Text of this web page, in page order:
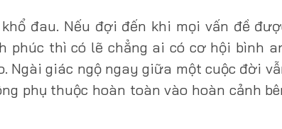
đau. Nếu đợi đến khi mọi vấn đề
phúc thì có lẽ chẳng ai có cơ hội bình
Ngài giác ngộ ngay giữa một cuộc đời
phụ thuộc hoàn toàn vào hoàn cảnh